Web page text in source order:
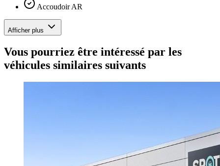
Accoudoir AR
Afficher plus
Vous pourriez être intéressé par les
véhicules similaires suivants